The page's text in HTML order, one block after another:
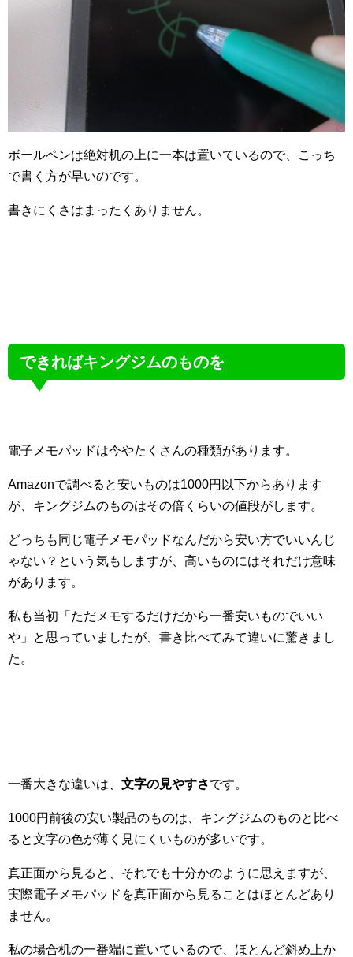
ボールペンは絶対机の上に一本は置いているので、こっち
で書く方が早いのです。
書きにくさはまったくありません。
できればキングジムのものを
電子メモパッドは今やたくさんの種類があります。
Amazonで調べると安いものは1000円以下からあります
が、キングジムのものはその倍くらいの値段がします。
どっちも同じ電子メモパッドなんだから安い方でいいんじ
ゃない？という気もしますが、高いものにはそれだけ意味
があります。
私も当初「ただメモするだけだから一番安いものでいい
や」と思っていましたが、書き比べてみて違いに驚きまし
た。
一番大きな違いは、 文字の見やすさです。
1000円前後の安い製品のものは、キングジムのものと比べ
ると文字の色が薄く見にくいものが多いです。
真正面から見ると、それでも十分かのように思えますが、
実際電子メモパッドを真正面から見ることはほとんどあり
ません。
私の場合机の一番端に置いているので、ほとんど斜め上か